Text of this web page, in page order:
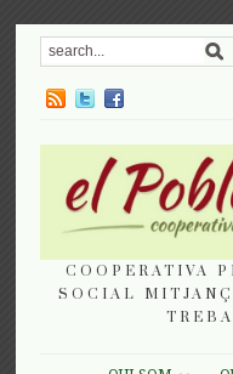
COOPERATIVA
SOCIAL